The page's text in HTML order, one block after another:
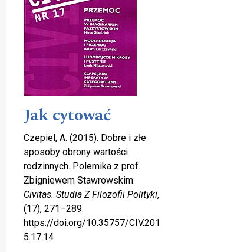
Jak cytować
Czepiel, A. (2015). Dobre i złe
sposoby obrony wartości
rodzinnych. Polemika z prof.
Zbigniewem Stawrowskim.
Civitas. Studia Z Filozofii Polityki,
(17), 271–289.
https://doi.org/10.35757/CIV.201
5.17.14